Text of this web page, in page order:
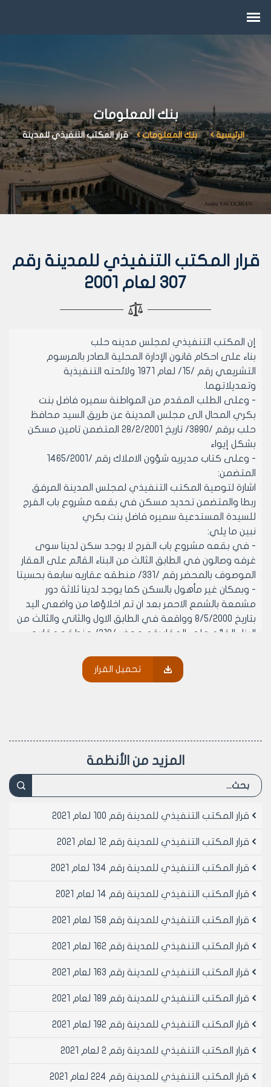
بنك المعلومات
الرئيسية بنك المعلومات قرار المكتب التنفيذي للمدينة
قرار المكتب التنفيذي للمدينة رقم
307 لعام 2001
إن المكتب التنفيذي لمجلس مدينه حلب
بناء على احكام قانون الإدارة المحلية الصادر بالمرسوم
التشريعي رقم /15/ لعام 1971 ولائحته التنفيذية
وتعديلاتهما.
- وعلى الطلب المقدم من المواطنة سميره فاضل بنت
بكري المحال الى مجلس المدينة عن طريق السيد محافظ
حلب برقم /3890/ تاريخ 28/2/2001 المتضمن تامين مسكن
بشكل إيواء
- وعلى كتاب مديريه شؤون الاملاك رقم /1465/2001
المتضمن:
اشارة لتوصية المكتب التنفيذي لمجلس المدينة المرفق
ربطا والمتضمن تحديد مسكن في بقعه مشروع باب الفرج
للسيدة المستدعية سميره فاضل بنت بكري
نبين ما يلي:
- في بقعه مشروع باب الفرج لا يوجد سكن لدينا سوى
غرفه وصالون في الطابق الثالث من البناء القائم على العقار
الموصوف بالمحضر رقم /331/ منطقه عقاريه سابعة بحسيتا
- وبمكان غير مأهول بالسكن كما يوجد لدينا ثلاثة دور
مشمعة بالشمع الاحمر بعد ان تم اخلاؤها من واضعي اليد
بتاريخ 8/5/2000 وواقعة في الطابق الاول والثاني والثالث من
البناء القائم على العقار رقم محضر /310/ منطقه عقاريه
وعلى موافقة اعضائه (بالإجماع) في جلسته المنعقدة
مادة 2- ينشر هذا القرار في لوحة اعلانات مجلس المدينة
رئيس المكتب التنفيذي لمجلس مدينة
المهندس بسام بيروتي
تحميل القرار
المزيد من الأنظمة
قرار المكتب التنفيذي للمدينة رقم 100 لعام 2021
قرار المكتب التنفيذي للمدينة رقم 12 لعام 2021
قرار المكتب التنفيذي للمدينة رقم 134 لعام 2021
قرار المكتب التنفيذي للمدينة رقم 14 لعام 2021
قرار المكتب التنفيذي للمدينة رقم 158 لعام 2021
قرار المكتب التنفيذي للمدينة رقم 162 لعام 2021
قرار المكتب التنفيذي للمدينة رقم 163 لعام 2021
قرار المكتب التنفيذي للمدينة رقم 189 لعام 2021
قرار المكتب التنفيذي للمدينة رقم 192 لعام 2021
قرار المكتب التنفيذي للمدينة رقم 2 لعام 2021
قرار المكتب التنفيذي للمدينة رقم 224 لعام 2021